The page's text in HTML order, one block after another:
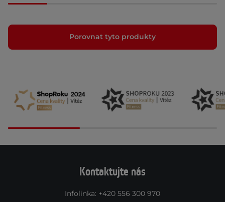
Porovnat tyto produkty
Kontaktujte nás
Infolinka: +420 556 300 970